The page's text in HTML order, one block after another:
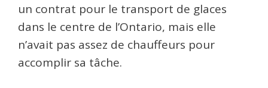
un contrat pour le transport de glaces
dans le centre de l’Ontario, mais elle
n’avait pas assez de chauffeurs pour
accomplir sa tâche.